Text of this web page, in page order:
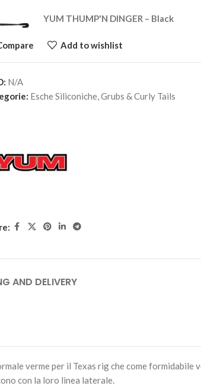
YUM THUMP'N DINGER – Black
7,90€ 2 disponibili
Add to wishlist
N/A
Esche Siliconiche,Grubs & Curly Tails
AND DELIVERY
verme per il Texas rig che come formidabile
con la loro linea laterale.